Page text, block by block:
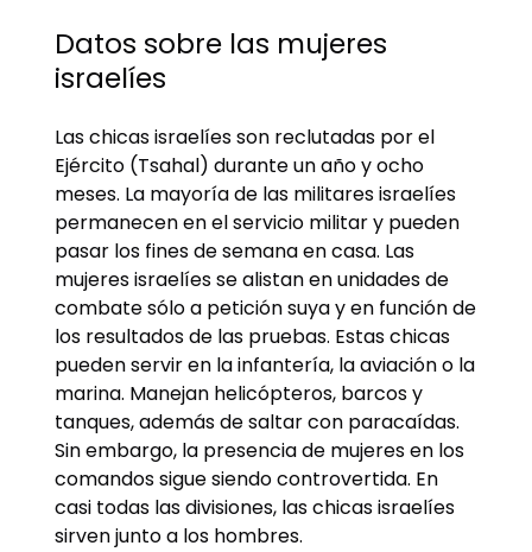
Datos sobre las mujeres
israelíes
Las chicas israelíes son reclutadas por el
Ejército (Tsahal) durante un año y ocho
meses. La mayoría de las militares israelíes
permanecen en el servicio militar y pueden
pasar los fines de semana en casa. Las
mujeres israelíes se alistan en unidades de
combate sólo a petición suya y en función de
los resultados de las pruebas. Estas chicas
pueden servir en la infantería, la aviación o la
marina. Manejan helicópteros, barcos y
tanques, además de saltar con paracaídas.
Sin embargo, la presencia de mujeres en los
comandos sigue siendo controvertida. En
casi todas las divisiones, las chicas israelíes
sirven junto a los hombres.